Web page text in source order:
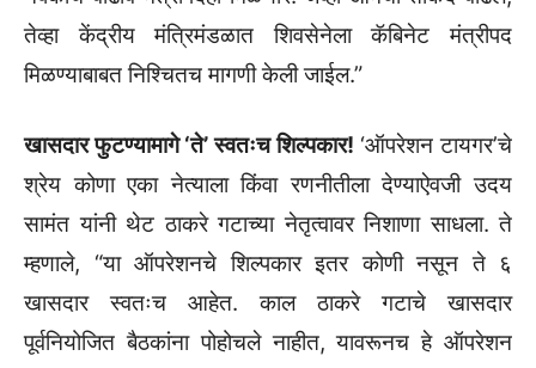
तेव्हा केंद्रीय मंत्रिमंडळात शिवसेनेला कॅबिनेट मंत्रीपद
मिळण्याबाबत निश्चितच मागणी केली जाईल.”
खासदार फुटण्यामागे ‘ते’ स्वतःच शिल्पकार! ‘ऑपरेशन टायगर’चे
श्रेय कोणा एका नेत्याला किंवा रणनीतीला देण्याऐवजी उदय
सामंत यांनी थेट ठाकरे गटाच्या नेतृत्वावर निशाणा साधला. ते
म्हणाले, “या ऑपरेशनचे शिल्पकार इतर कोणी नसून ते ६
खासदार स्वतःच आहेत. काल ठाकरे गटाचे खासदार
पूर्वनियोजित बैठकांना पोहोचले नाहीत, यावरूनच हे ऑपरेशन